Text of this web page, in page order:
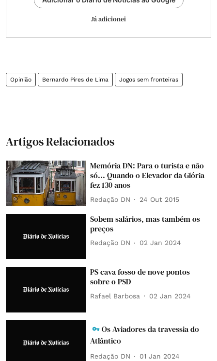
Já adicionei
Opinião Bernardo Pires de Lima Jogos sem fronteiras
Artigos Relacionados
Memória DN: Para o turista e não
só... Quando o Elevador da Glória
fez 130 anos
Redação DN 24 Out 2015
Sobem salários, mas também os
preços
Redação DN 02 Jan 2024
PS cava fosso de nove pontos
sobre o PSD
Rafael Barbosa 02 Jan 2024
Os Aviadores da travessia do
Atlântico
Redação DN 01 Jan 2024